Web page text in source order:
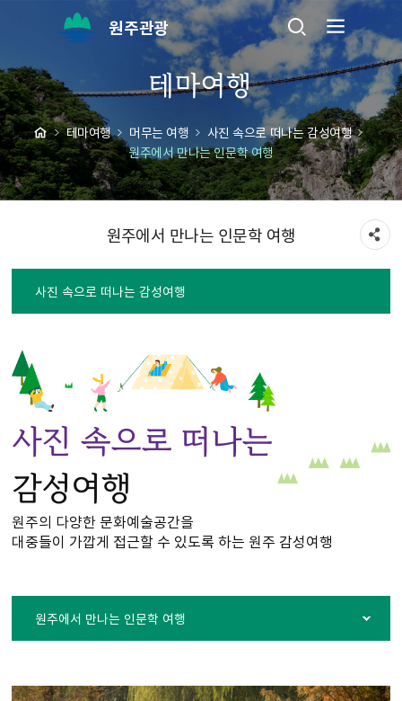
원주관광
테마여행
테마여행 머무는 여행
사진 속으로 떠나는 감성여행
원주에서 만나는 인문학 여행
원주에서 만나는 인문학 여행
사진 속으로 떠나는 감성여행
사진 속으로 떠나는
감성여행
원주의 다양한 문화예술공간을
대중들이 가깝게 접근할 수 있도록 하는 원주 감성여행
원주에서 만나는 인문학 여행